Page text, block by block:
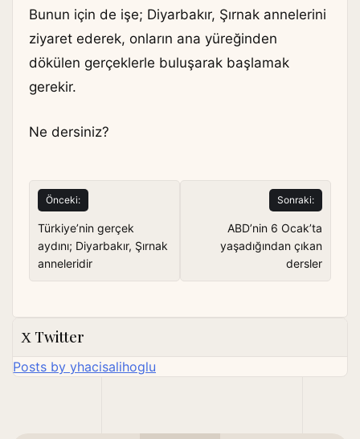
Bunun için de işe; Diyarbakır, Şırnak annelerini
ziyaret ederek, onların ana yüreğinden
dökülen gerçeklerle buluşarak başlamak
gerekir.
Ne dersiniz?
Yazı
gezinmesi
Önceki:
Türkiye’nin gerçek
aydını; Diyarbakır, Şırnak
anneleridir
Sonraki:
ABD’nin 6 Ocak’ta
yaşadığından çıkan
dersler
Twitter
Posts by yhacisalihoglu